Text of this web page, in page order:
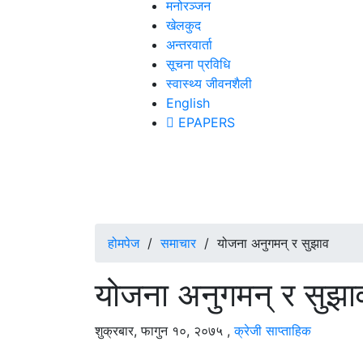
मनोरञ्जन
खेलकुद
अन्तरवार्ता
सूचना प्रविधि
स्वास्थ्य जीवनशैली
English
EPAPERS
होमपेज/समाचार/योजना अनुगमन् र सुझाव
योजना अनुगमन् र
शुक्रबार, फागुन १०, २०७५ ,क्रेजी साप्ताहिक